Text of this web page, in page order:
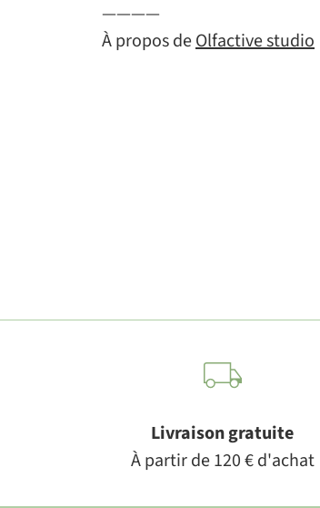
————
À propos deOlfactive studio
Livraison gratuite
À partir de 120 € d'achat